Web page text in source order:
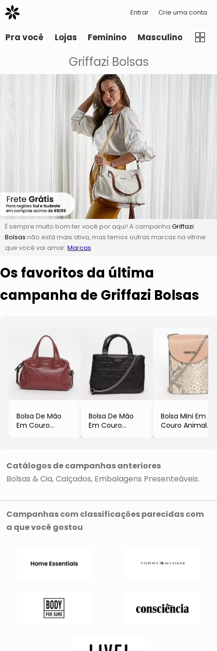
Entrar Crie uma conta
Pra você Lojas Feminino Masculino
Griffazi Bolsas
É sempre muito bom ter você por aqui! A campanha Griffazi
Bolsas não está mais ativa, mas temos outras marcas na vitrine
que você vai amar: Marcas
Os favoritos da última
campanha de Griffazi Bolsas
Bolsa De Mão
Em Couro
Bolsa De Mão
Em Couro
Bolsa Mini Em
Couro Animal
Catálogos de campanhas anteriores
Bolsas & Cia Calçados Embalagens Presenteáveis
Campanhas com classificações parecidas com
a que você gostou